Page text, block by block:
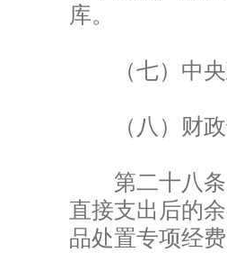
库。
（七）中央
（八）财政
第二十八条
直接支出后的
品处置专项经